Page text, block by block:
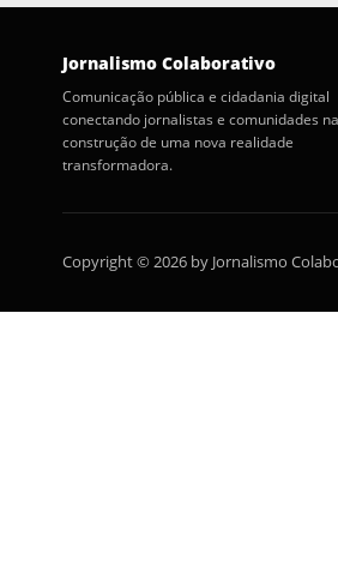
Jornalismo Colaborativo
Comunicação pública e cidadania digital
conectando jornalistas e comunidades na
construção de uma nova realidade
transformadora.
Copyright © 2026 by Jornalismo